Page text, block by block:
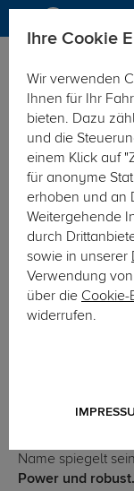
PKW-
Umgebung und
1
Hersteller
Mit einer
bis zum
Der Amarok von
Name spiegelt
Power und robust.
Ihre Cookie
Wir verwenden
Ihnen für Ihr
bieten. Dazu
und die
einem Klick auf
für anonyme
erhoben und an
Weitergehende
durch
sowie in unserer
Verwendung
über die Cookie-
widerrufen.